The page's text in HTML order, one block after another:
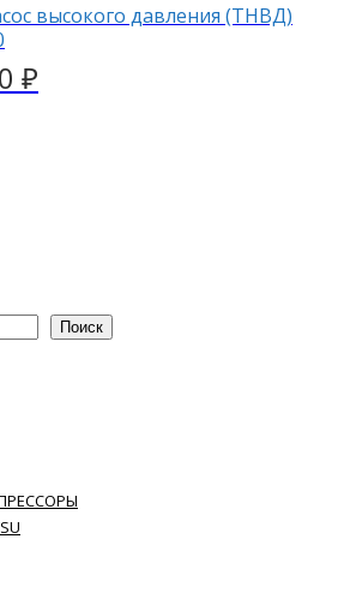
высокого давления (ТНВД)
₽
Поиск